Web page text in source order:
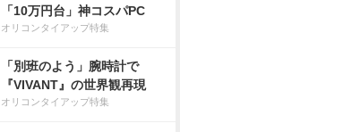
「10万円台」神コスパPC
オリコンタイアップ特集
「別班のよう」腕時計で
『VIVANT』の世界観再現
オリコンタイアップ特集